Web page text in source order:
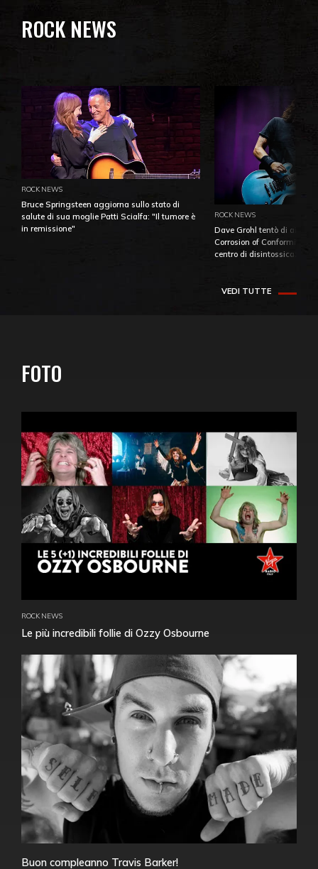
ROCK NEWS
ROCK NEWS
Bruce Springsteen aggiorna sullo stato di
salute di sua moglie Patti Scialfa: "Il tumore è
in remissione"
ROCK NEWS
Dave Grohl tentò di
Corrosion of Conformity
centro di
VEDI TUTTE
FOTO
ROCK NEWS
Le più incredibili follie di Ozzy Osbourne
Buon compleanno Travis Barker!